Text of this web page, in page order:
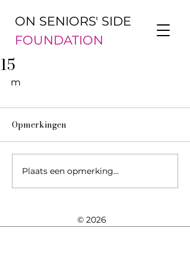
ON SENIORS' SIDE
FOUNDATION
15
m
Opmerkingen
Plaats een opmerking...
© 2026